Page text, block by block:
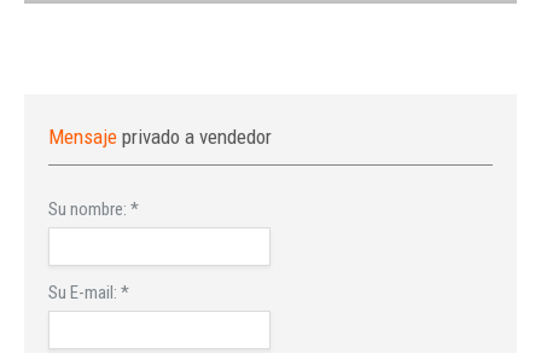
Mensaje privado a vendedor
Su nombre: *
Su E-mail: *